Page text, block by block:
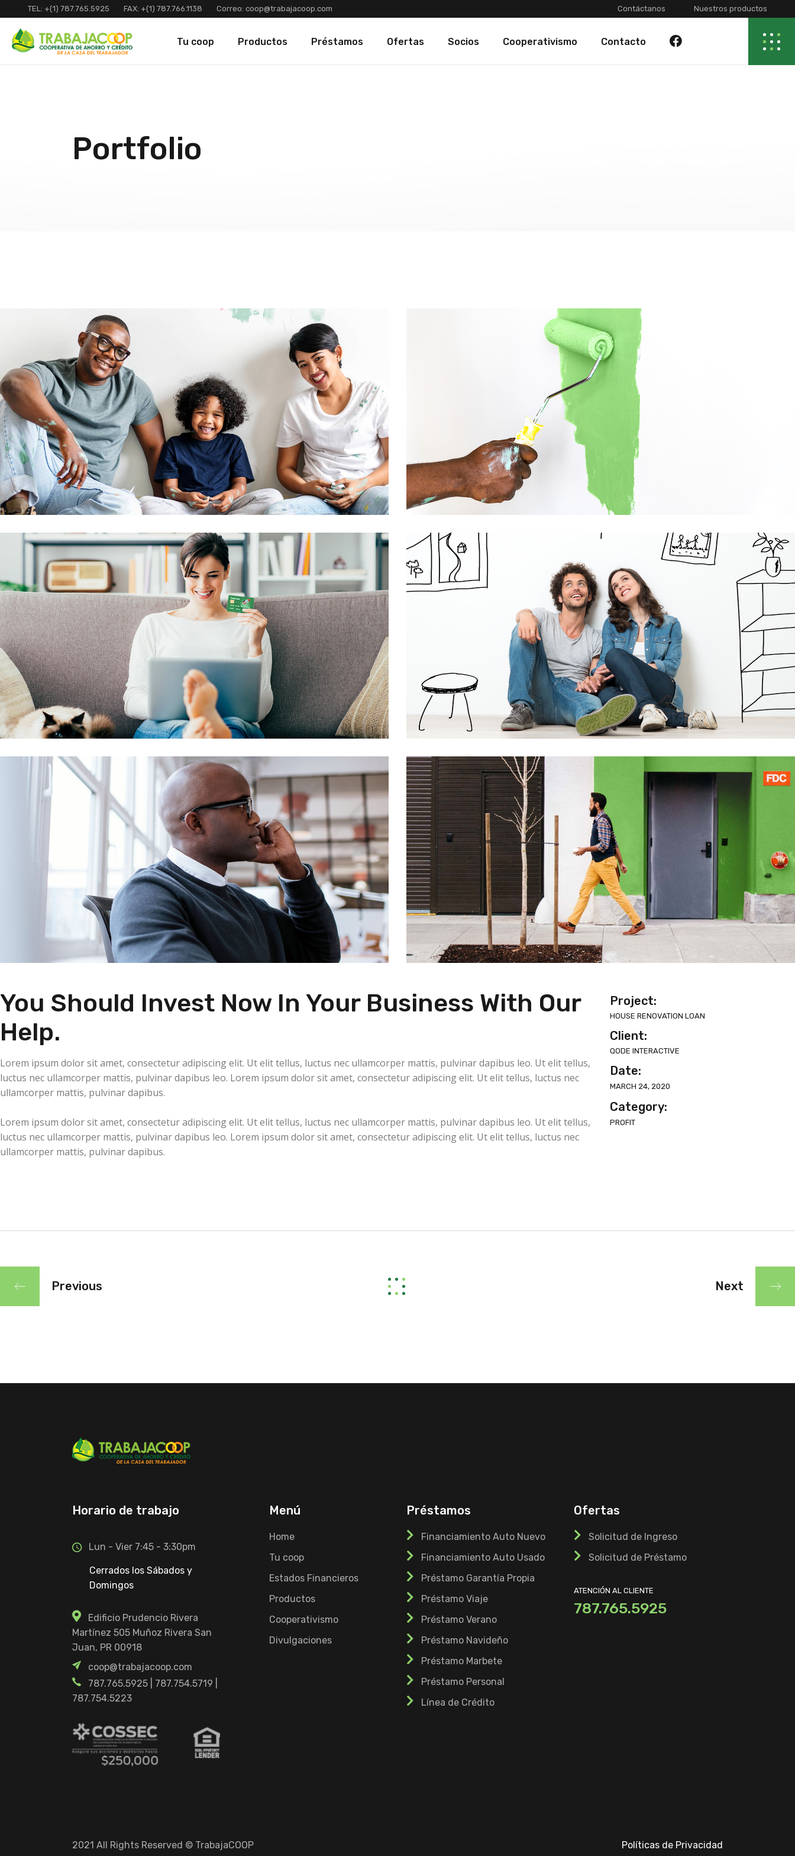
TEL: +(1) 787.765.5925 FAX: +(1) 787.766.1138 Correo: coop@trabajacoop.com Contáctanos Nuestros productos
Tu coop Productos Préstamos Ofertas Socios Cooperativismo Contacto
Solicitud de Préstamo
Portfolio
You Should Invest Now In Your Business With Our
Help.
Lorem ipsum dolor sit amet, consectetur adipiscing elit. Ut elit tellus, luctus nec ullamcorper mattis, pulvinar dapibus leo. Ut elit tellus,
luctus nec ullamcorper mattis, pulvinar dapibus leo. Lorem ipsum dolor sit amet, consectetur adipiscing elit. Ut elit tellus, luctus nec
ullamcorper mattis, pulvinar dapibus.
Lorem ipsum dolor sit amet, consectetur adipiscing elit. Ut elit tellus, luctus nec ullamcorper mattis, pulvinar dapibus leo. Ut elit tellus,
luctus nec ullamcorper mattis, pulvinar dapibus leo. Lorem ipsum dolor sit amet, consectetur adipiscing elit. Ut elit tellus, luctus nec
ullamcorper mattis, pulvinar dapibus.
Project:
HOUSE RENOVATION LOAN
Client:
QODE INTERACTIVE
Date:
MARCH 24, 2020
Category:
PROFIT
Previous Next
Horario de trabajo
Lun - Vier 7:45 - 3:30pm
Cerrados los Sábados y
Domingos
Edificio Prudencio Rivera
Martínez 505 Muñoz Rivera San
Juan, PR 00918
coop@trabajacoop.com
787.765.5925
787.754.5719
787.754.5223
Menú
Home
Tu coop
Estados Financieros
Productos
Cooperativismo
Divulgaciones
Préstamos
Financiamiento Auto Nuevo
Financiamiento Auto Usado
Préstamo Garantía Propia
Préstamo Viaje
Préstamo Verano
Préstamo Navideño
Préstamo Marbete
Préstamo Personal
Línea de Crédito
Ofertas
Solicitud de Ingreso
Solicitud de Préstamo
ATENCIÓN AL CLIENTE
787.765.5925
2021 All Rights Reserved © TrabajaCOOP Políticas de Privacidad